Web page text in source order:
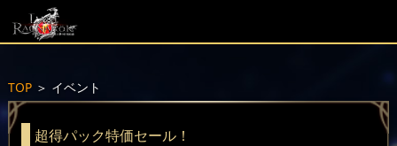
TOP＞ イベント
超得パック特価セール！